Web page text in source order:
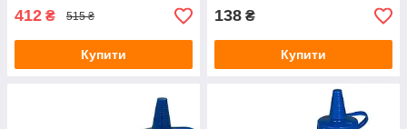
412 ₴ 515 ₴
Купити
138 ₴
Купити